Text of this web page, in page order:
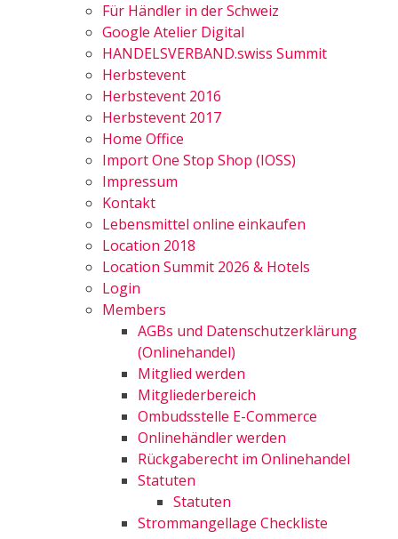
Für Händler in der Schweiz
Google Atelier Digital
HANDELSVERBAND.swiss Summit
Herbstevent
Herbstevent 2016
Herbstevent 2017
Home Office
Import One Stop Shop (IOSS)
Impressum
Kontakt
Lebensmittel online einkaufen
Location 2018
Location Summit 2026 & Hotels
Login
Members
AGBs und Datenschutzerklärung
(Onlinehandel)
Mitglied werden
Mitgliederbereich
Ombudsstelle E-Commerce
Onlinehändler werden
Rückgaberecht im Onlinehandel
Statuten
Statuten
Strommangellage Checkliste